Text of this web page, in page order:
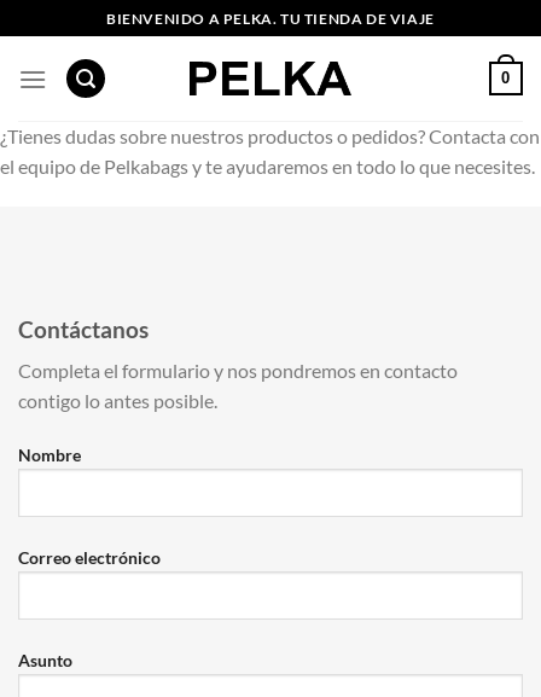
al
contenido
BIENVENIDO A PELKA. TU TIENDA DE VIAJE
0
¿Tienes dudas sobre nuestros productos o pedidos? Contacta con
el equipo de Pelkabags y te ayudaremos en todo lo que necesites.
Contáctanos
Completa el formulario y nos pondremos en contacto
contigo lo antes posible.
Nombre
Correo electrónico
Asunto